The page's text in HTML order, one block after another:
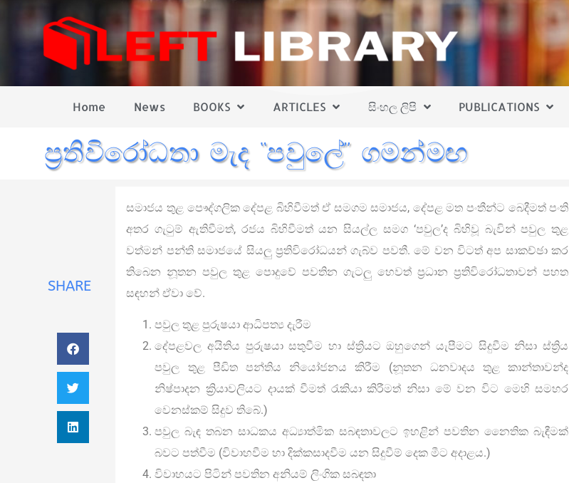
Home News BOOKS ARTICLES සිංහල ලිපි PUBLICATIONS
ප්‍රතිවිරෝධතා මැද “පවුලේ” ගමන්මඟ
SHARE
සමාජය තුළ පෞද්ගලික දේපළ බිහිවීමත් ඒ සමගම සමාජය, දේපළ මත පංතීන්ට බෙදීමත් පංති
අතර ගැටුම් ඇතිවීමත්, රජය බිහිවීමත් යන සියල්ල සමග ‘පවුල’ද බිහිවූ බැවින් පවුල තුළ
වත්මන් පන්ති සමාජයේ සියලු ප්‍රතිවිරෝධයන් ගැබ්ව පවතී. මේ වන විටත් අප සාකච්ඡා කර
තිබෙන නූතන පවුල තුළ පොදුවේ පවතින ගැටලු හෙවත් ප්‍රධාන ප්‍රතිවිරෝධතාවන් පහත
සඳහන් ඒවා වේ.
පවුල තුළ පුරුෂයා ආධිපත්‍ය දැරීම
දේපළවල අයිතිය පුරුෂයා සතුවීම හා ස්ත්‍රියට ඔහුගෙන් යැපීමට සිදුවීම නිසා ස්ත්‍රිය
පවුල තුළ පීඩිත පන්තිය නියෝජනය කිරීම (නූතන ධනවාදය තුළ කාන්තාවන්ද
නිෂ්පාදන ක්‍රියාවලියට දායක් වීමත් රැකියා කිරීමත් නිසා මේ වන විට මෙහි සමහර
වෙනස්කම් සිදුව තිබේ.)
පවුල බැඳ තබන සාධකය අධ්‍යාත්මික සබඳතාවලට ඉහළින් පවතින නෛතික බැඳීමක්
බවට පත්වීම (විවාහවීම හා දික්කසාදවීම යන සිදුවීම් දෙක මීට අදාළය.)
විවාහයට පිටින් පවතින අනියම් ලිංගික සබඳතා